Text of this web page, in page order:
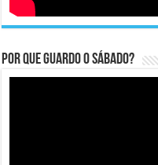
Por que guardo o Sábado?